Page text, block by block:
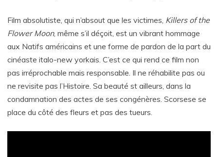
Film absolutiste, qui n’absout que les victimes, Killers of the
Flower Moon, même s’il déçoit, est un vibrant hommage
aux Natifs américains et une forme de pardon de la part du
cinéaste italo-new yorkais. C’est ce qui rend ce film non
pas irréprochable mais responsable. Il ne réhabilite pas ou
ne revisite pas l’Histoire. Sa beauté st ailleurs, dans la
condamnation des actes de ses congénères. Scorsese se
place du côté des fleurs et pas des tueurs.